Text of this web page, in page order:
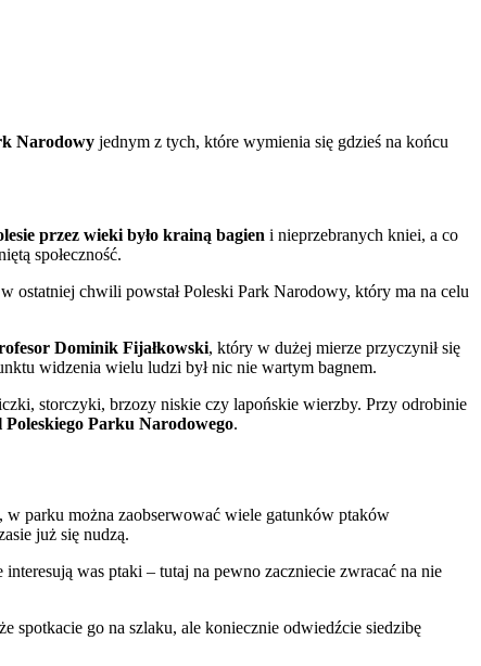
Narodowy jednym z tych, które wymienia się gdzieś na końcu
przez wieki było krainą bagien i nieprzebranych kniei, a co
społeczność.
ostatniej chwili powstał Poleski Park Narodowy, który ma na celu
Dominik Fijałkowski, który w dużej mierze przyczynił się
widzenia wielu ludzi był nic nie wartym bagnem.
storczyki, brzozy niskie czy lapońskie wierzby. Przy odrobinie
Parku Narodowego.
parku można zaobserwować wiele gatunków ptaków
już się nudzą.
interesują was ptaki – tutaj na pewno zaczniecie zwracać na nie
spotkacie go na szlaku, ale koniecznie odwiedźcie siedzibę